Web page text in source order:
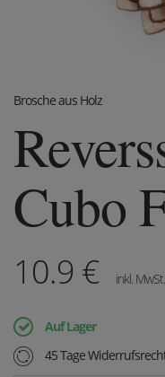
Brosche aus Holz
Cubo
10.9 € inkl. MwSt.
Auf Lager
45 Tage